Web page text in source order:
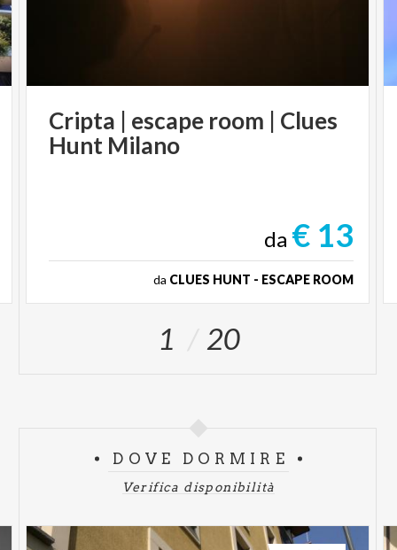
Cripta | escape room | Clues
Hunt Milano
da € 13
da CLUES HUNT - ESCAPE ROOM
1 20
DOVE DORMIRE
Verifica disponibilità